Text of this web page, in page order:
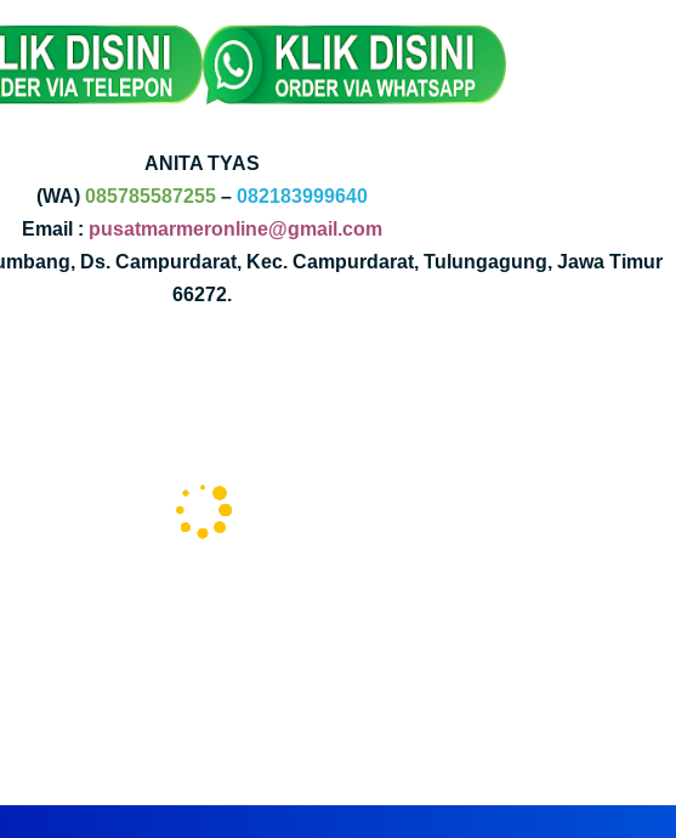
ANITA TYAS
(WA) 085785587255 – 082183999640
Email : pusatmarmeronline@gmail.com
Ds. Campurdarat, Kec. Campurdarat, Tulungagung, Jawa Timur
66272.